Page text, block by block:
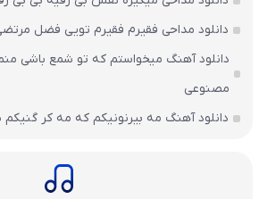
دانلود مداحی فقیرم فقیرم تویی فضل مرتضی
دانلود آهنگ میخواستم که تو شمع باشی
مصنوعی
دانلود آهنگ مه بیرنونیکم که مه کر گنیکم